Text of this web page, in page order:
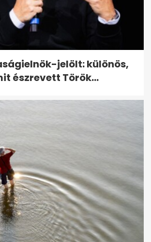
akik egyidősek:
párosok ugyanabból
jelölt: különös,
észrevett Török...